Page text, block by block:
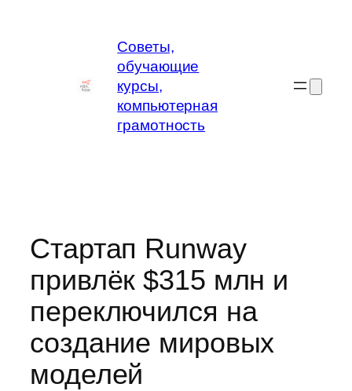
Советы,
обучающие
курсы,
компьютерная
грамотность
Стартап Runway
привлёк $315 млн и
переключился на
создание мировых
моделей